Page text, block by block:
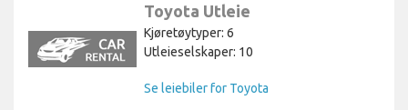
Toyota Utleie
Kjøretøytyper: 6
Utleieselskaper: 10
Se leiebiler for Toyota